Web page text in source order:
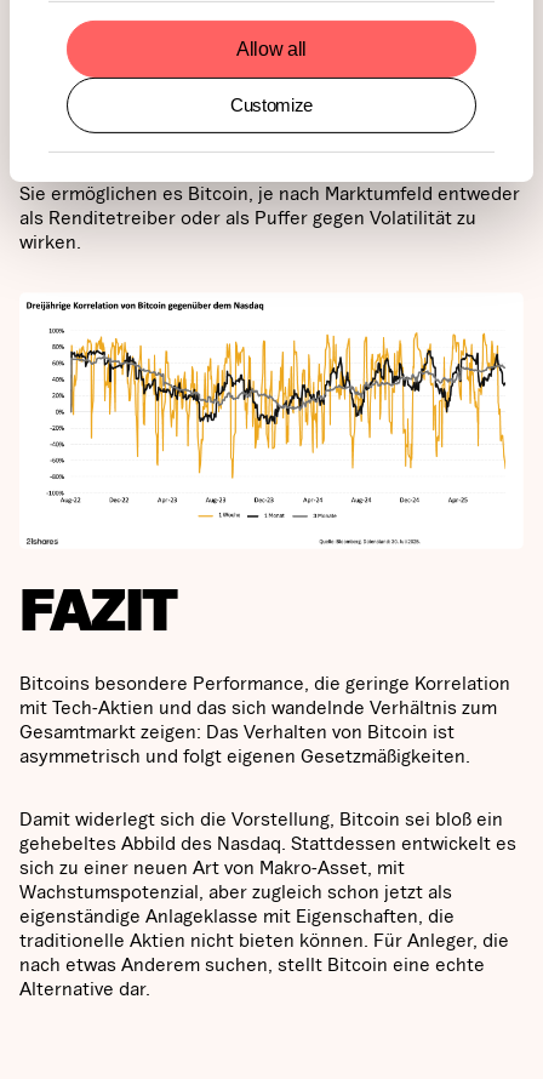
Allow all
Customize
dem Nasdaq fast vollständig zusammen.
Im Juli 2025 stieg Bitcoin dagegen deutlich an,
ausgelöst durch regulatorische Zuversicht und
institutionelle Zuflüsse, während Tech-Aktien
weitgehend seitwärts tendierten.
Sie ermöglichen es Bitcoin, je nach Marktumfeld entweder
als Renditetreiber oder als Puffer gegen Volatilität zu
wirken.
FAZIT
Bitcoins besondere Performance, die geringe Korrelation
mit Tech-Aktien und das sich wandelnde Verhältnis zum
Gesamtmarkt zeigen: Das Verhalten von Bitcoin ist
asymmetrisch und folgt eigenen Gesetzmäßigkeiten.
Damit widerlegt sich die Vorstellung, Bitcoin sei bloß ein
gehebeltes Abbild des Nasdaq. Stattdessen entwickelt es
sich zu einer neuen Art von Makro-Asset, mit
Wachstumspotenzial, aber zugleich schon jetzt als
eigenständige Anlageklasse mit Eigenschaften, die
traditionelle Aktien nicht bieten können. Für Anleger, die
nach etwas Anderem suchen, stellt Bitcoin eine echte
Alternative dar.